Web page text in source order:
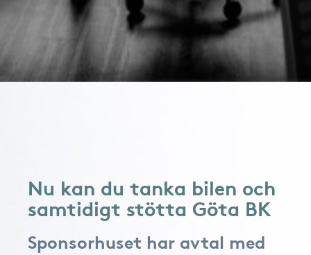
Nu kan du tanka bilen och
samtidigt stötta Göta BK
Sponsorhuset har avtal med